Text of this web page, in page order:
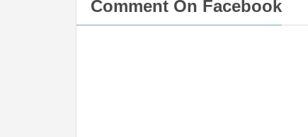
Comment On Facebook